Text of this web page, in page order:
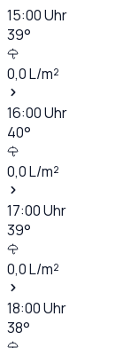
15:00Uhr
39°
0,0L/m²
16:00Uhr
40°
0,0L/m²
17:00Uhr
39°
0,0L/m²
18:00Uhr
38°